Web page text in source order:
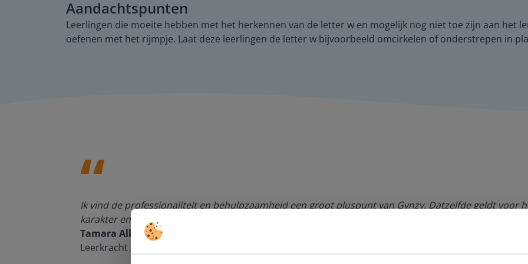
Aandachtspunten
Leerlingen die moeite hebben met het herkennen van de letter w en mogelijk nog niet toe zijn aan het
oefenen met het rijmpje. Laat deze leerlingen de letter w bijvoorbeeld omcirkelen of onderstrepen in
Ik vind de professionaliteit en behulpzaamheid een groot pluspunt van Gynzy. Datzelfde geldt voor
karakter en de informatievoorziening via de website. Ik kan niets ter verbetering noemen.
Tamara Alkemade
Leerkracht / ICT-coördinator op de Prinses Margrietschool